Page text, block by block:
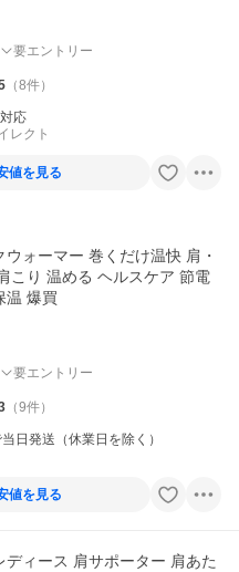
要エントリー
（8件）
応
レクト
値を見る
ウォーマー 巻くだけ温快 肩・
こり 温める ヘルスケア 節電
温 爆買
要エントリー
（9件）
日発送（休業日を除く）
値を見る
ディース 肩サポーター 肩あた